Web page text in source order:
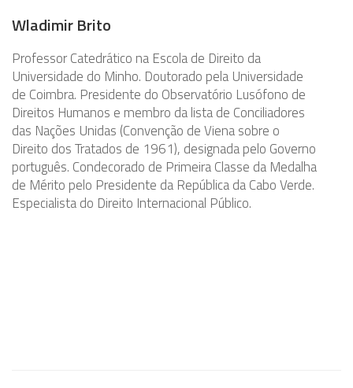
Wladimir Brito
Professor Catedrático na Escola de Direito da
Universidade do Minho. Doutorado pela Universidade
de Coimbra. Presidente do Observatório Lusófono de
Direitos Humanos e membro da lista de Conciliadores
das Nações Unidas (Convenção de Viena sobre o
Direito dos Tratados de 1961), designada pelo Governo
português. Condecorado de Primeira Classe da Medalha
de Mérito pelo Presidente da República da Cabo Verde.
Especialista do Direito Internacional Público.